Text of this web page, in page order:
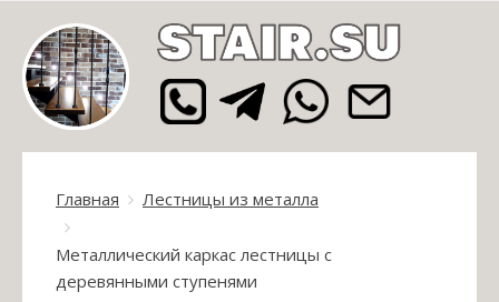
Главная Лестницы из металла
Металлический каркас лестницы с
деревянными ступенями